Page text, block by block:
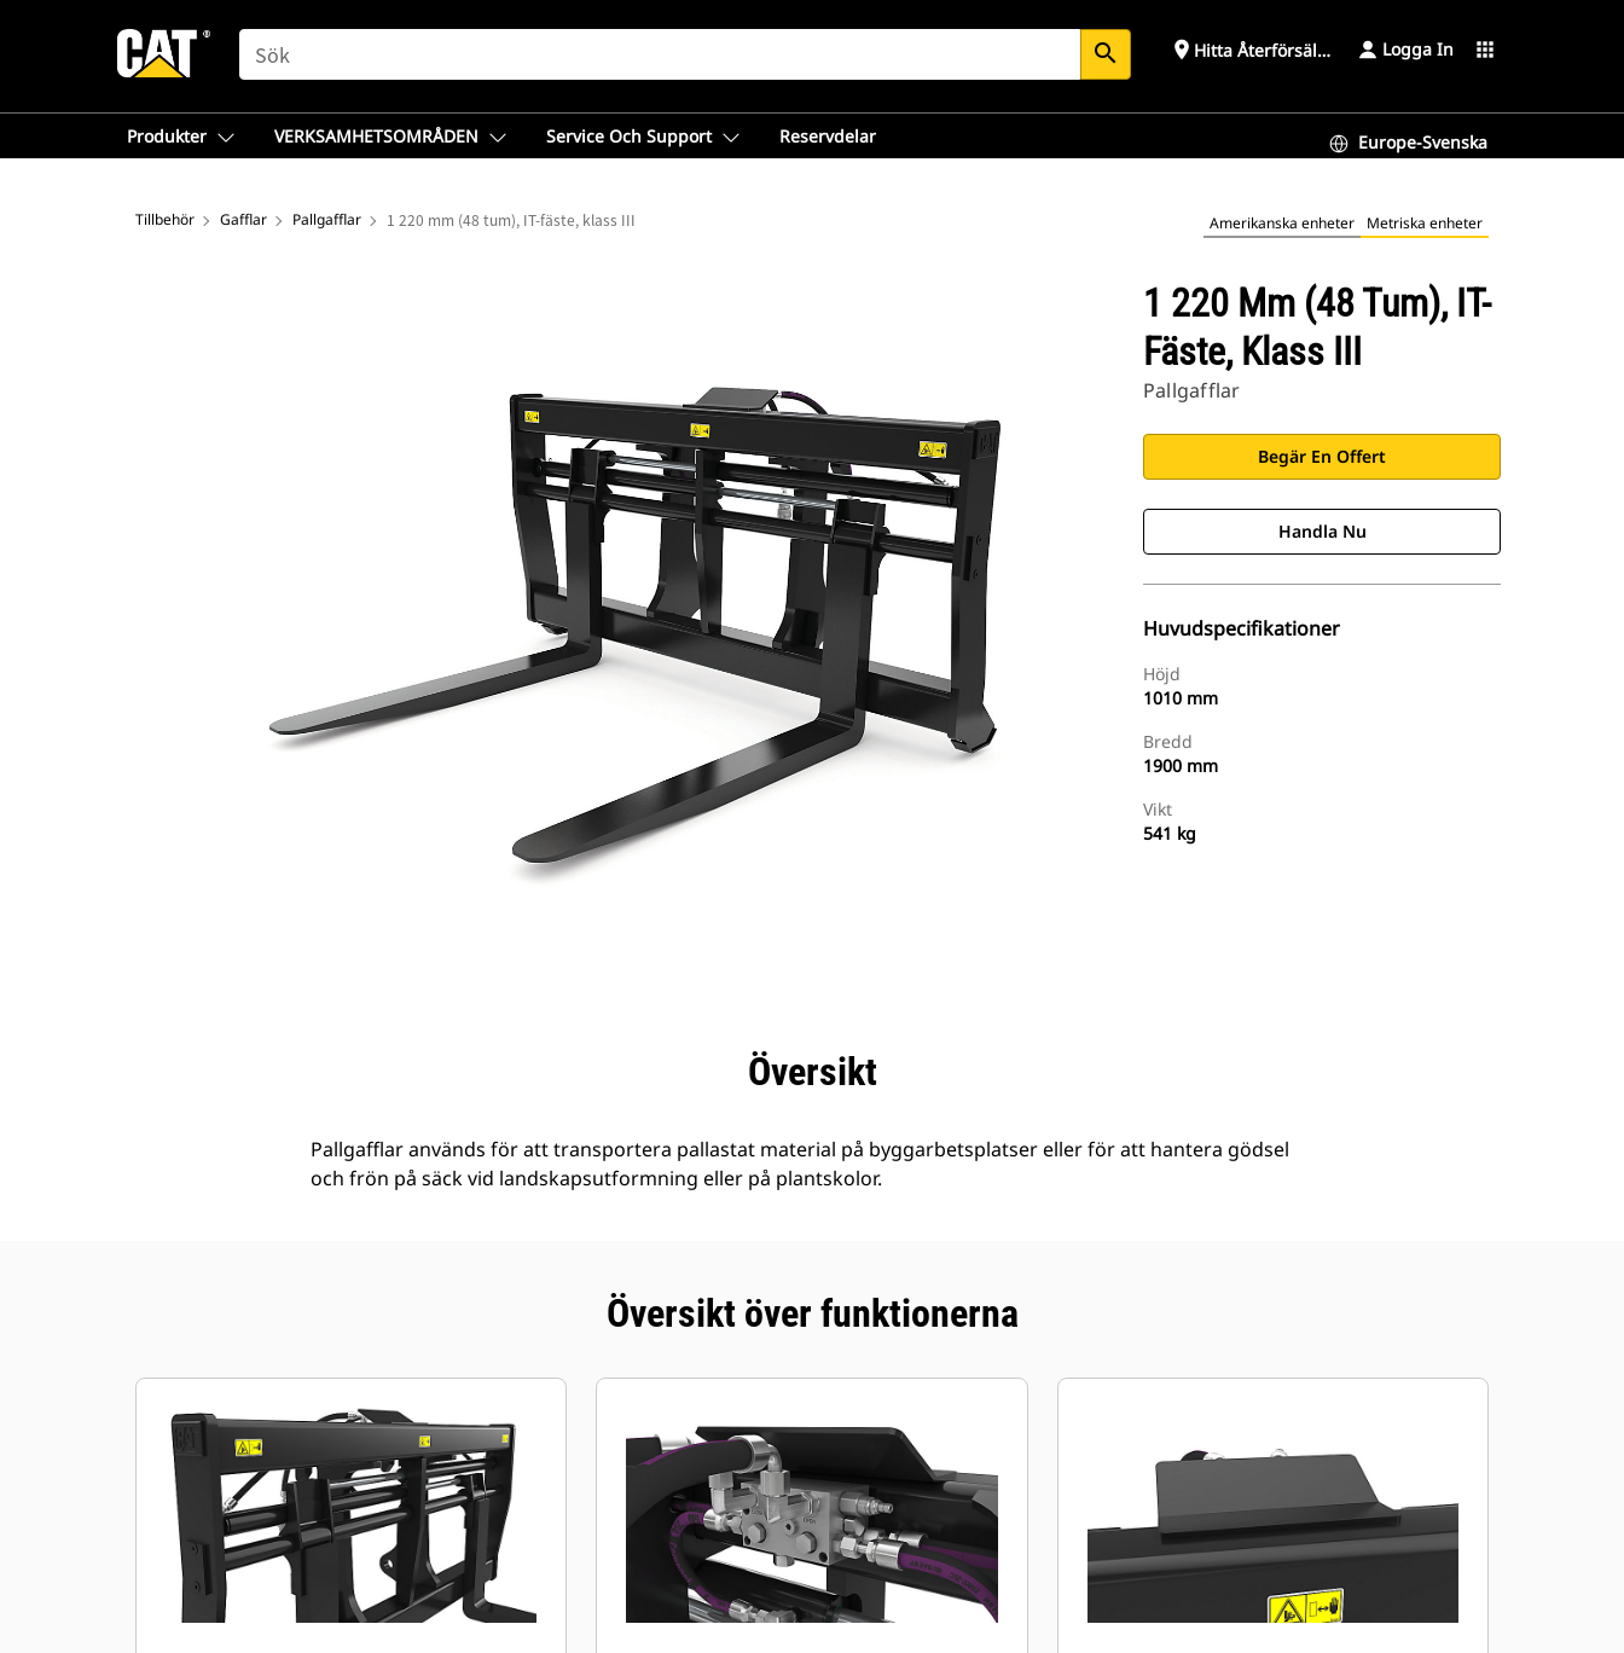
SEARCH search place Hitta Återförsäljare Logga In apps
Produkter VERKSAMHETSOMRÅDEN Service Och Support Reservdelar Europe-Svenska
Tillbehör Gafflar Pallgafflar 1 220 mm (48 tum), IT-fäste, klass III Amerikanska enheter Metriska enheter
1 220 Mm (48 Tum), IT-
Fäste, Klass III
Pallgafflar
Begär En Offert
Handla Nu
Huvudspecifikationer
Höjd
1010 mm
Bredd
1900 mm
Vikt
541 kg
SpecifikationerÖversikt
Pallgafflar används för att transportera pallastat material på byggarbetsplatser eller för att hantera gödsel
och frön på säck vid landskapsutformning eller på plantskolor.
Översikt över funktionerna